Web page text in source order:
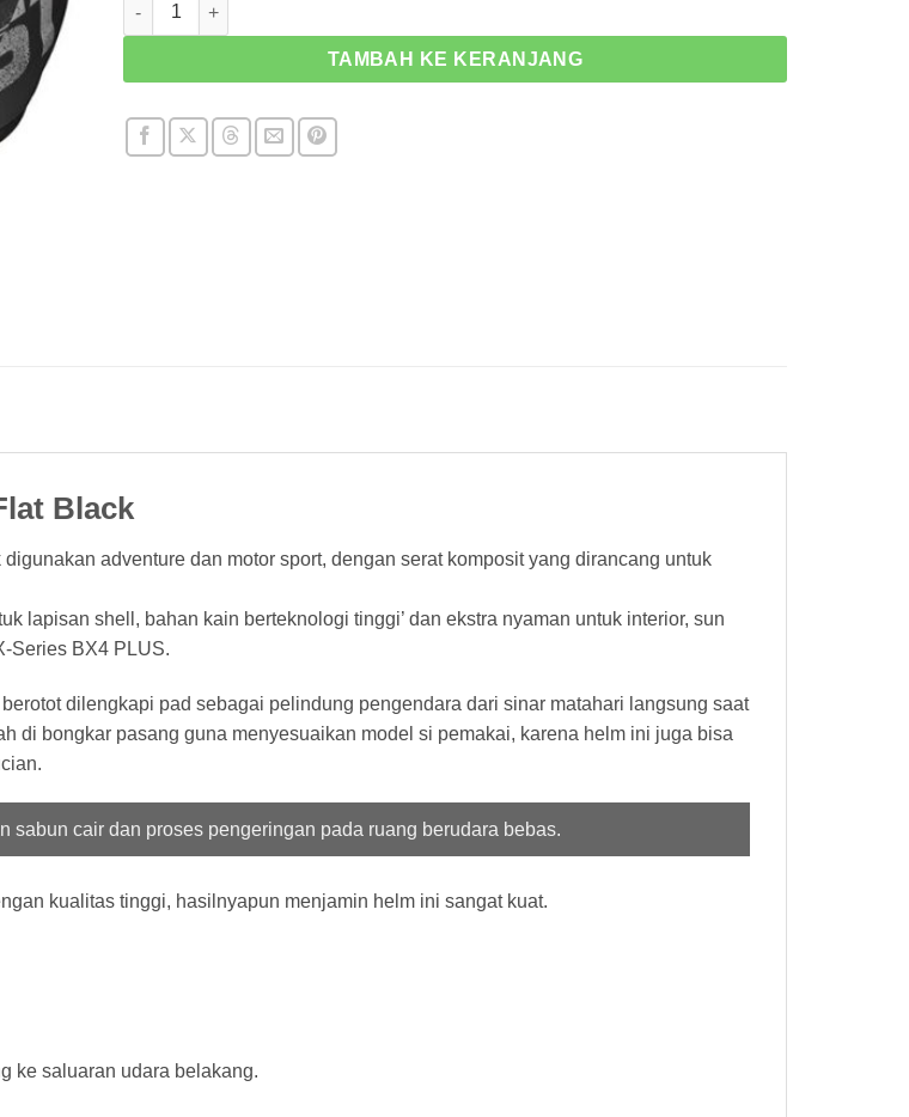
TAMBAH KE KERANJANG
Black
adventure dan motor sport, dengan serat komposit yang dirancang untuk
lapisan shell, bahan kain berteknologi tinggi’ dan ekstra nyaman untuk interior, sun
Series BX4 PLUS.
dilengkapi pad sebagai pelindung pengendara dari sinar matahari langsung saat
di bongkar pasang guna menyesuaikan model si pemakai, karena helm ini juga bisa
sabun cair dan proses pengeringan pada ruang berudara bebas.
kualitas tinggi, hasilnyapun menjamin helm ini sangat kuat.
ke saluaran udara belakang.